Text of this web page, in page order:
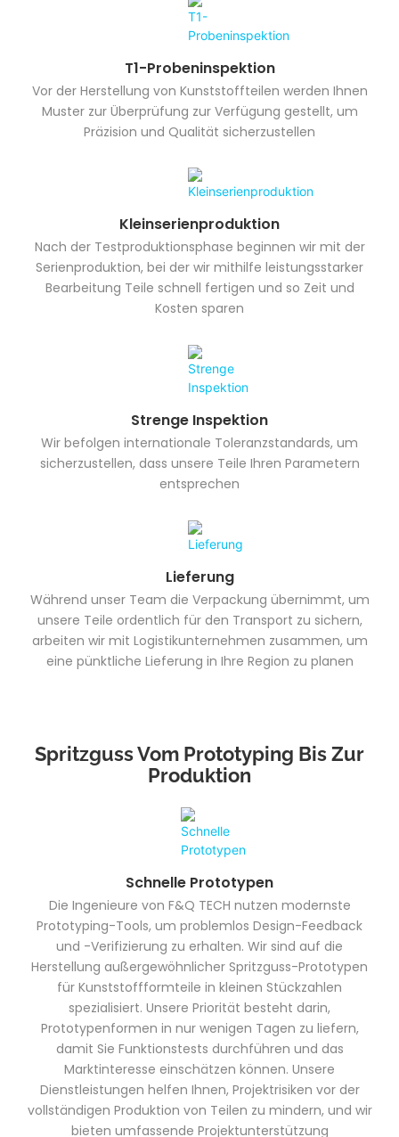
T1-Probeninspektion
Vor der Herstellung von Kunststoffteilen werden Ihnen
Muster zur Überprüfung zur Verfügung gestellt, um
Präzision und Qualität sicherzustellen
Kleinserienproduktion
Nach der Testproduktionsphase beginnen wir mit der
Serienproduktion, bei der wir mithilfe leistungsstarker
Bearbeitung Teile schnell fertigen und so Zeit und
Kosten sparen
Strenge Inspektion
Wir befolgen internationale Toleranzstandards, um
sicherzustellen, dass unsere Teile Ihren Parametern
entsprechen
Lieferung
Während unser Team die Verpackung übernimmt, um
unsere Teile ordentlich für den Transport zu sichern,
arbeiten wir mit Logistikunternehmen zusammen, um
eine pünktliche Lieferung in Ihre Region zu planen
Spritzguss Vom Prototyping Bis Zur
Produktion
Schnelle Prototypen
Die Ingenieure von F&Q TECH nutzen modernste
Prototyping-Tools, um problemlos Design-Feedback
und -Verifizierung zu erhalten. Wir sind auf die
Herstellung außergewöhnlicher Spritzguss-Prototypen
für Kunststoffformteile in kleinen Stückzahlen
spezialisiert. Unsere Priorität besteht darin,
Prototypenformen in nur wenigen Tagen zu liefern,
damit Sie Funktionstests durchführen und das
Marktinteresse einschätzen können. Unsere
Dienstleistungen helfen Ihnen, Projektrisiken vor der
vollständigen Produktion von Teilen zu mindern, und wir
bieten umfassende Projektunterstützung